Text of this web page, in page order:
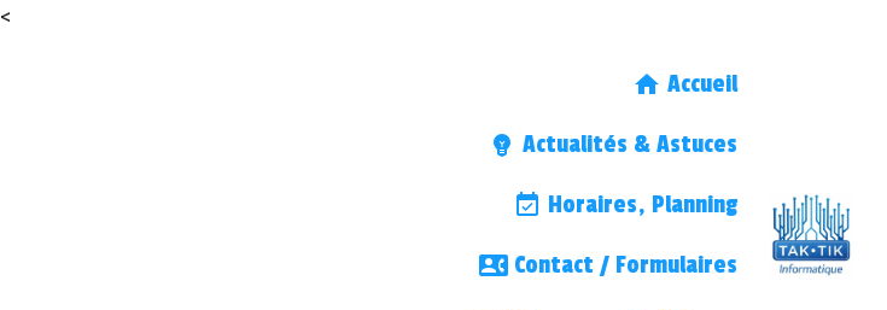
<
Accueil
Actualités & Astuces
Horaires, Planning
Contact / Formulaires